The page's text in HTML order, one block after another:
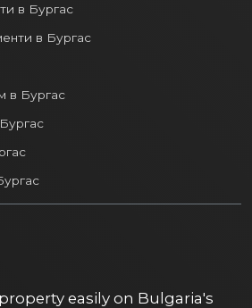
в Бургас
в Бургас
в Бургас
easily on Bulgaria's